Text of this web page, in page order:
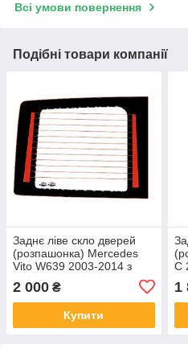
Всі умови повернення
Подібні товари компанії
Заднє ліве скло дверей
(розпашонка) Mercedes
Vito W639 2003-2014 з
обігрівом - Мерседес Віто
2 000 ₴
Купити
C
1